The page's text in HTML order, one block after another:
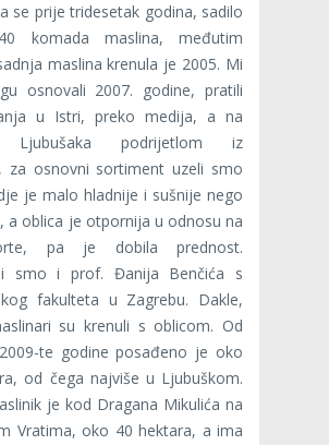
se prije tridesetak godina, sadilo
komada maslina, međutim
maslina krenula je 2005. Mi
osnovali 2007. godine, pratili
u Istri, preko medija, a na
Ljubušaka podrijetlom iz
za osnovni sortiment uzeli smo
je malo hladnije i sušnije nego
a oblica je otpornija u odnosu na
pa je dobila prednost.
smo i prof. Đanija Benčića s
fakulteta u Zagrebu. Dakle,
su krenuli s oblicom. Od
te godine posađeno je oko
od čega najviše u Ljubuškom.
je kod Dragana Mikulića na
Vratima, oko 40 hektara, a ima